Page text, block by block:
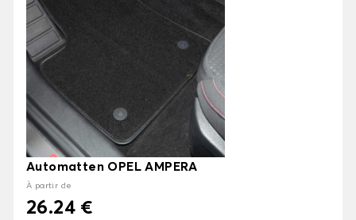
Automatten OPEL AMPERA
À partir de
26.24 €